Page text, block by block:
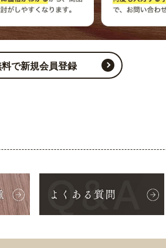
で新規会員登録